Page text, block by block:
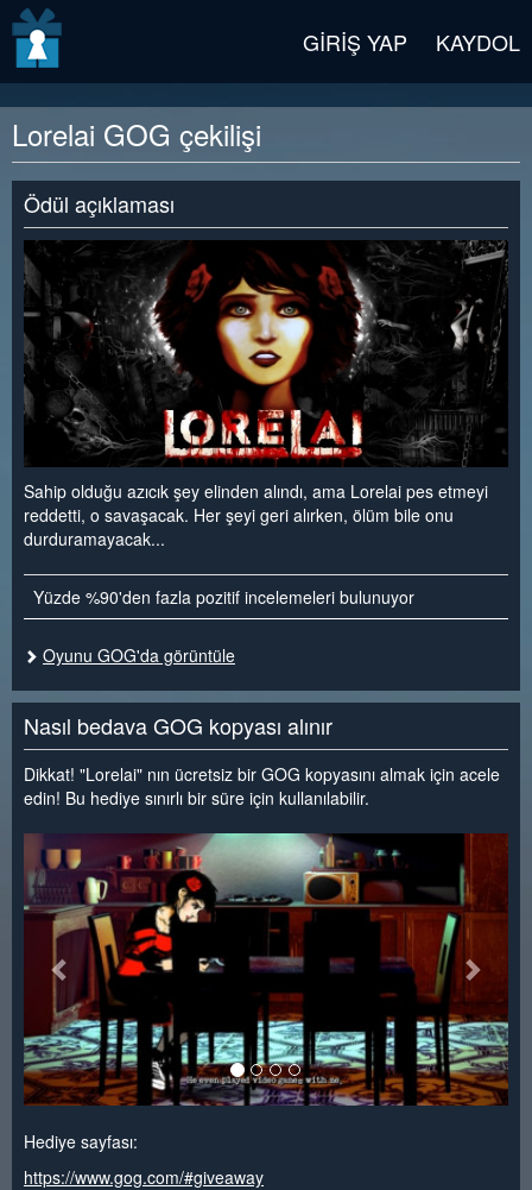
GIRIŞ YAP KAYDOL
Lorelai GOG çekilişi
Ödül açıklaması
Sahip olduğu azıcık şey elinden alındı, ama Lorelai pes etmeyi
reddetti, o savaşacak. Her şeyi geri alırken, ölüm bile onu
durduramayacak...
Yüzde %90'den fazla pozitif incelemeleri bulunuyor
Oyunu GOG'da görüntüle
Nasıl bedava GOG kopyası alınır
Dikkat! "Lorelai" nın ücretsiz bir GOG kopyasını almak için acele
edin! Bu hediye sınırlı bir süre için kullanılabilir.
<
Hediye sayfası:
https://www.gog.com/#giveaway